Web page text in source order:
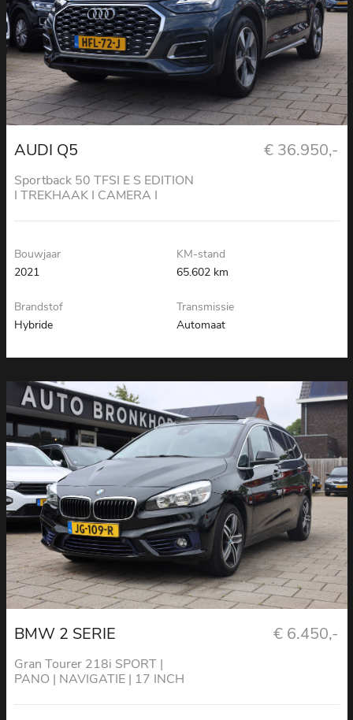
AUDI Q5
Sportback 50 TFSI E S EDITION
I TREKHAAK I CAMERA I
€ 36.950,-
Bouwjaar
2021
KM-stand
65.602 km
Brandstof
Hybride
Transmissie
Automaat
BMW 2 SERIE
Gran Tourer 218i SPORT |
PANO | NAVIGATIE | 17 INCH
€ 6.450,-